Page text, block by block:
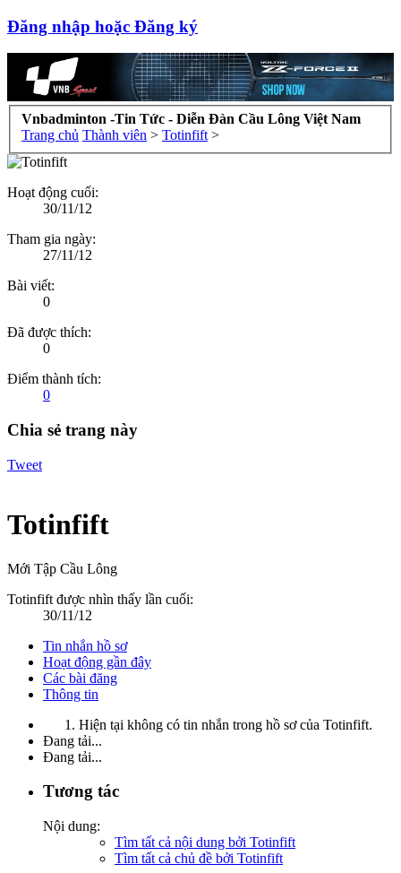
Đăng nhập hoặc Đăng ký
Vnbadminton -Tin Tức - Diễn Đàn Cầu Lông Việt Nam
Trang chủ Thành viên > Totinfift >
Hoạt động cuối:
30/11/12
Tham gia ngày:
27/11/12
Bài viết:
0
Đã được thích:
0
Điểm thành tích:
0
Chia sẻ trang này
Tweet
Totinfift
Mới Tập Cầu Lông
Totinfift được nhìn thấy lần cuối:
30/11/12
Tin nhắn hồ sơ
Hoạt động gần đây
Các bài đăng
Thông tin
Hiện tại không có tin nhắn trong hồ sơ của Totinfift.
Đang tải...
Đang tải...
Tương tác
Nội dung:
Tìm tất cả nội dung bởi Totinfift
Tìm tất cả chủ đề bởi Totinfift